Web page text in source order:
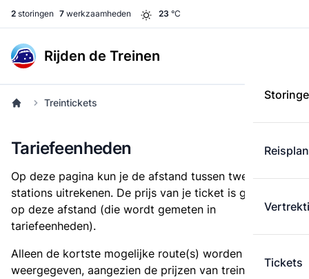
2 storingen 7 werkzaamheden 23 °C
Rijden de Treinen
Tickets
Treintickets
Tariefeenheden
Op deze pagina kun je de afstand tussen twee
stations uitrekenen. De prijs van je ticket is gebaseerd
op deze afstand (die wordt gemeten in
tariefeenheden).
Alleen de kortste mogelijke route(s) worden
weergegeven, aangezien de prijzen van treintickets